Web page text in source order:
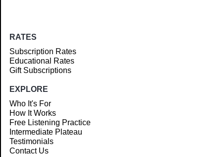
RATES
Subscription Rates
Educational Rates
Gift Subscriptions
EXPLORE
Who It's For
How It Works
Free Listening Practice
Intermediate Plateau
Testimonials
Contact Us